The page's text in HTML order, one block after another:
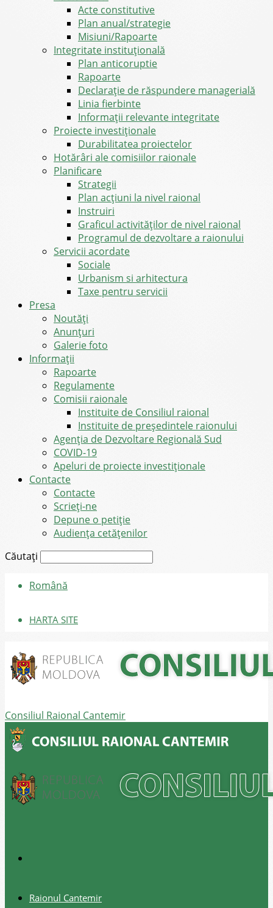
Acte constitutive
Plan anual/strategie
Misiuni/Rapoarte
Integritate instituțională
Plan anticoruptie
Rapoarte
Declarație de răspundere managerială
Linia fierbinte
Informații relevante integritate
Proiecte investiționale
Durabilitatea proiectelor
Hotărâri ale comisiilor raionale
Planificare
Strategii
Plan acțiuni la nivel raional
Instruiri
Graficul activităților de nivel raional
Programul de dezvoltare a raionului
Servicii acordate
Sociale
Urbanism si arhitectura
Taxe pentru servicii
Presa
Noutăţi
Anunţuri
Galerie foto
Informații
Rapoarte
Regulamente
Comisii raionale
Instituite de Consiliul raional
Instituite de președintele raionului
Agenția de Dezvoltare Regională Sud
COVID-19
Apeluri de proiecte investiționale
Contacte
Contacte
Scrieți-ne
Depune o petiție
Audiența cetățenilor
Căutați
Română
HARTA SITE
Consiliul Raional Cantemir
Raionul Cantemir